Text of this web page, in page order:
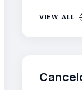
VIEW ALL